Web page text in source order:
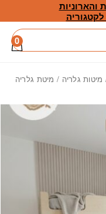
והארוניות
0
מיטות גלריה / מיטת גלריה